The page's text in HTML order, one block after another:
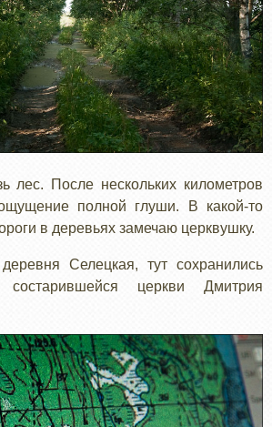
лес. После нескольких километров
полной глуши. В какой-то
в деревьях замечаю церквушку.
Селецкая, тут сохранились
состарившейся церкви Дмитрия